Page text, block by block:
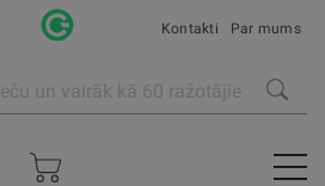
Kontakti Par mums